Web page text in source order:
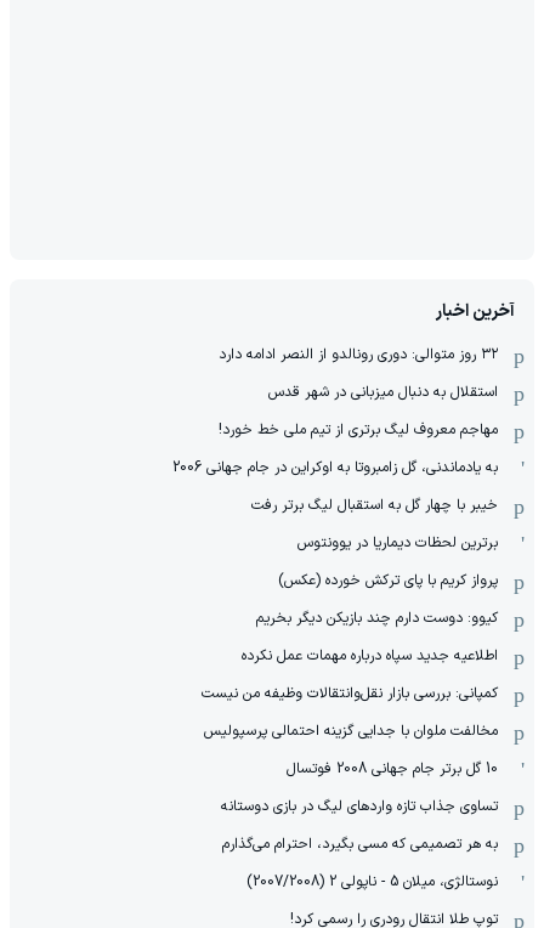
آخرین اخبار
۳۲ روز متوالی: دوری رونالدو از النصر ادامه دارد
استقلال به دنبال میزبانی در شهر قدس
مهاجم معروف لیگ برتری از تیم ملی خط خورد!
به یادماندنی، گل زامبروتا به اوکراین در جام جهانی 2006
خیبر با چهار گل به استقبال لیگ برتر رفت
برترین لحظات دیماریا در یوونتوس
پرواز کریم با پای ترکش خورده (عکس)
کیوو: دوست دارم چند بازیکن دیگر بخریم
اطلاعیه جدید سپاه درباره مهمات عمل نکرده
کمپانی: بررسی بازار نقل‌وانتقالات وظیفه من نیست
مخالفت ملوان با جدایی گزینه احتمالی پرسپولیس
10 گل برتر جام جهانی 2008 فوتسال
تساوی جذاب تازه واردهای لیگ در بازی دوستانه
به هر تصمیمی که مسی بگیرد، احترام می‌گذارم
نوستالژی، میلان 5 - ناپولی 2 (2007/2008)
توپ طلا انتقال رودری را رسمی کرد!